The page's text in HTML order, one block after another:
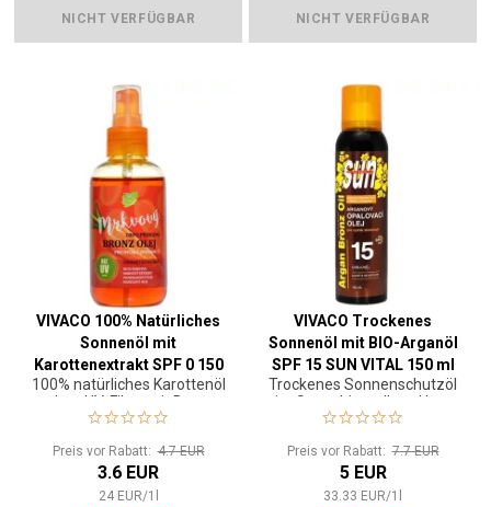
NICHT VERFÜGBAR NICHT VERFÜGBAR
VIVACO 100% Natürliches
Sonnenöl mit
Karottenextrakt SPF 0 150
ml
100% natürliches Karottenöl
ohne UV-Filter mit Beta-
Carotin für Körper und
Preis vor Rabatt:4.7 EUR
3.6 EUR
24 EUR/1
VIVACO Trockenes
Sonnenöl mit BIO-Arganöl
SPF 15 SUN VITAL 150 ml
Trockenes Sonnenschutzöl
im Spray bietet Ihrer Haut
einen wirksamen Schutz.
Preis vor Rabatt:7.7 EUR
5 EUR
33.33 EUR/1